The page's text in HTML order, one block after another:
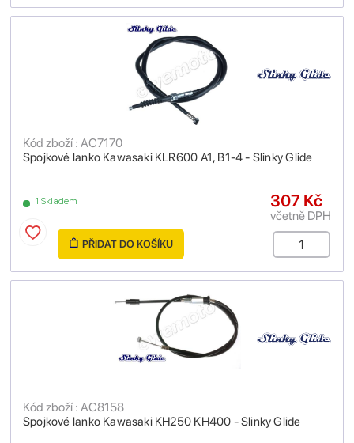
Spojkové lanko Kawasaki KLR600 A1, B1-4 - Slinky Glide
Kód zboží : AC7170
1 Skladem 307 Kč
včetně DPH
PŘIDAT DO KOŠÍKU
Spojkové lanko Kawasaki KH250 KH400 - Slinky Glide
Kód zboží : AC8158